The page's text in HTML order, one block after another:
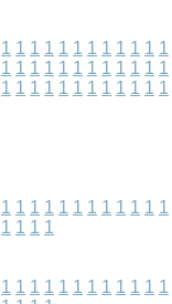
1 1 1 1 1 1 1 1 1 1 1 1
1 1 1 1 1 1 1 1 1 1 1 1
1 1 1 1 1 1 1 1 1 1 1 1
1 1 1 1 1 1 1 1 1 1 1 1
1 1 1 1
1 1 1 1 1 1 1 1 1 1 1 1